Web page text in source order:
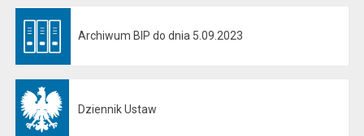
Archiwum BIP do dnia 5.09.2023
Dziennik Ustaw